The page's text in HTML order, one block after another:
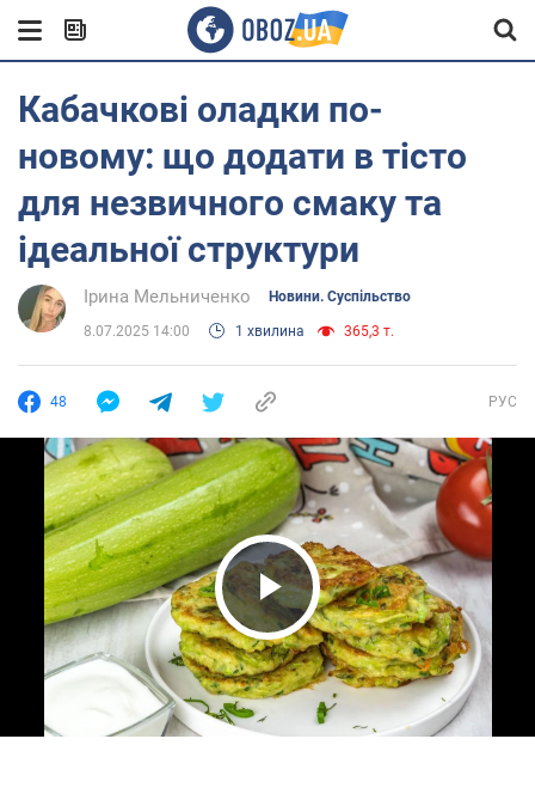
Кабачкові оладки по-
новому: що додати в тісто
для незвичного смаку та
ідеальної структури
Ірина Мельниченко Новини. Суспільство
8.07.2025 14:00 1 хвилина 365,3 т.
48 РУС
Play Video